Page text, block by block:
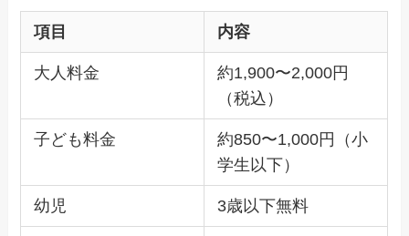
項目 内容
大人料金
約1,900〜2,000円
（税込）
子ども料金
約850〜1,000円（小
学生以下）
幼児 3歳以下無料